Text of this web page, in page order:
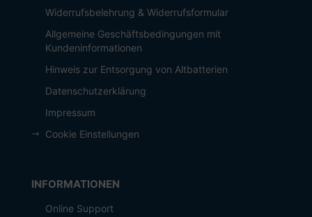
Widerrufsbelehrung & Widerrufsformular
Allgemeine Geschäftsbedingungen mit
Kundeninformationen
Hinweis zur Entsorgung von Altbatterien
Datenschutzerklärung
Impressum
Cookie Einstellungen
INFORMATIONEN
Online Support